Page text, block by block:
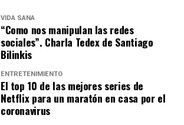
VIDA SANA
“Como nos manipulan las redes
sociales”. Charla Tedex de Santiago
Bilinkis
ENTRETENIMIENTO
El top 10 de las mejores series de
Netflix para un maratón en casa por el
coronavirus